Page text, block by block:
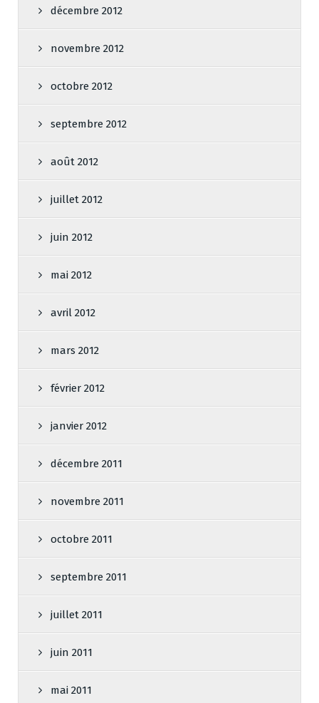
décembre 2012
novembre 2012
octobre 2012
septembre 2012
août 2012
juillet 2012
juin 2012
mai 2012
avril 2012
mars 2012
février 2012
janvier 2012
décembre 2011
novembre 2011
octobre 2011
septembre 2011
juillet 2011
juin 2011
mai 2011